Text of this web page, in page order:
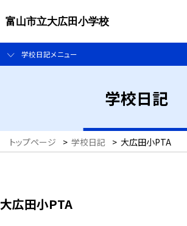
富山市立大広田小学校
学校日記メニュー
学校日記
トップページ > 学校日記 > 大広田小PTA
大広田小PTA